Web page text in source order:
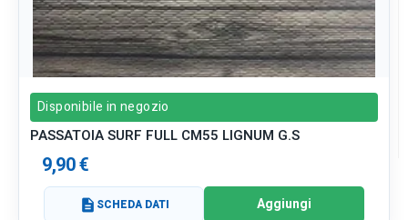
Disponibile in negozio
PASSATOIA SURF FULL CM55 LIGNUM G.S
9,90 €
description SCHEDA DATI Aggiungi